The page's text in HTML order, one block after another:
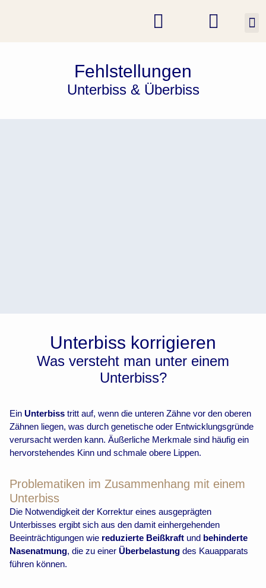
Fehlstellungen
Unterbiss & Überbiss
Unterbiss korrigieren
Was versteht man unter einem
Unterbiss?
Ein Unterbiss tritt auf, wenn die unteren Zähne vor den oberen
Zähnen liegen, was durch genetische oder Entwicklungsgründe
verursacht werden kann. Äußerliche Merkmale sind häufig ein
hervorstehendes Kinn und schmale obere Lippen.
Problematiken im Zusammenhang mit einem
Unterbiss
Die Notwendigkeit der Korrektur eines ausgeprägten
Unterbisses ergibt sich aus den damit einhergehenden
Beeinträchtigungen wie reduzierte Beißkraft und behinderte
Nasenatmung, die zu einer Überbelastung des Kauapparats
führen können.